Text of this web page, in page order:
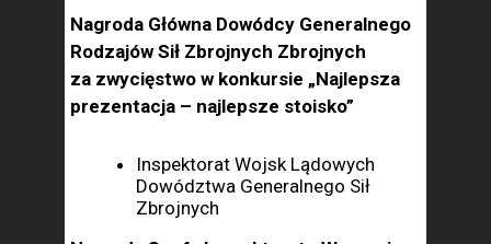
Nagroda Główna Dowódcy Generalnego
Rodzajów Sił Zbrojnych Zbrojnych
za zwycięstwo w konkursie „Najlepsza
prezentacja – najlepsze stoisko”
Inspektorat Wojsk Lądowych
Dowództwa Generalnego Sił
Zbrojnych